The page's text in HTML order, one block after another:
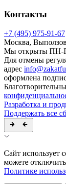
Контакты
+7 (495) 975-91-67
Москва,
Мы открыты ПН-
Для отмены
адрес
оформлена
Разработка и
Поддержать все
Сайт использует
можете
Политике